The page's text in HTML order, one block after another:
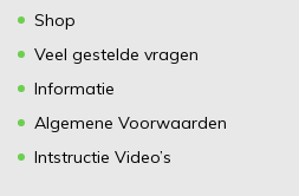
Shop
Veel gestelde vragen
Informatie
Algemene Voorwaarden
Intstructie Video’s